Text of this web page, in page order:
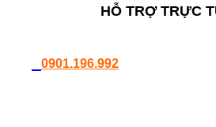
HỖ TRỢ TRỰC
0901.196.992